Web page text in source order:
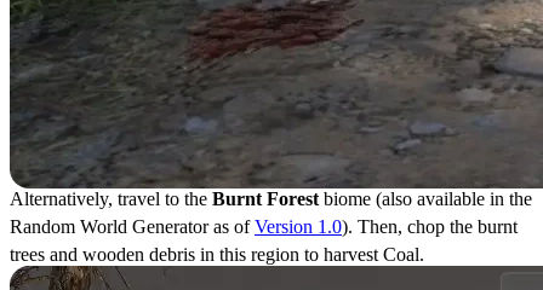
Alternatively, travel to the Burnt Forest biome (also available in the
Random World Generator as ofVersion 1.0). Then, chop the burnt
trees and wooden debris in this region to harvest Coal.